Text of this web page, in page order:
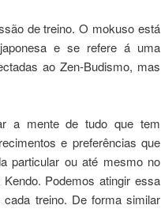
de treino. O mokuso está
e se refere á uma
ao Zen-Budismo, mas
a mente de tudo que tem
e preferências que
particular ou até mesmo no
Podemos atingir essa
treino. De forma similar